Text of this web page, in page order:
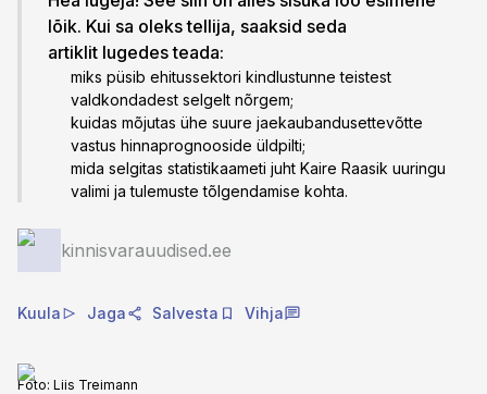
lõik. Kui sa oleks tellija, saaksid seda
artiklit lugedes teada:
miks püsib ehitussektori kindlustunne teistest
valdkondadest selgelt nõrgem;
kuidas mõjutas ühe suure jaekaubandusettevõtte
vastus hinnaprognooside üldpilti;
mida selgitas statistikaameti juht Kaire Raasik uuringu
valimi ja tulemuste tõlgendamise kohta.
kinnisvarauudised.ee
Kuula Jaga Salvesta Vihja
Foto: Liis Treimann